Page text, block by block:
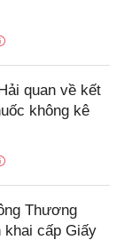
quan về kết
không kê
Thương
khai cấp Giấy